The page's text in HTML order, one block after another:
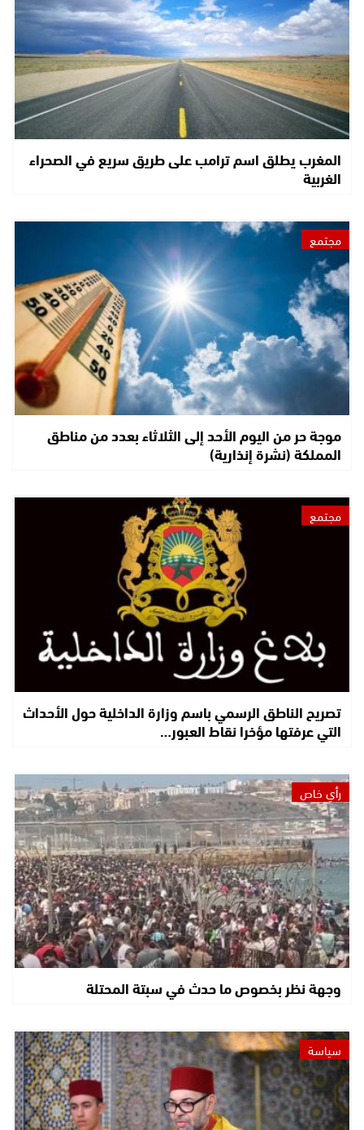
المغرب يطلق اسم ترامب على طريق سريع في الصحراء
الغربية
مجتمع
موجة حر من اليوم الأحد إلى الثلاثاء بعدد من مناطق
المملكة (نشرة إنذارية)
مجتمع
تصريح الناطق الرسمي باسم وزارة الداخلية حول الأحداث
التي عرفتها مؤخرا نقاط العبور…
رأي خاص
وجهة نظر بخصوص ما حدث في سبتة المحتلة
سياسة